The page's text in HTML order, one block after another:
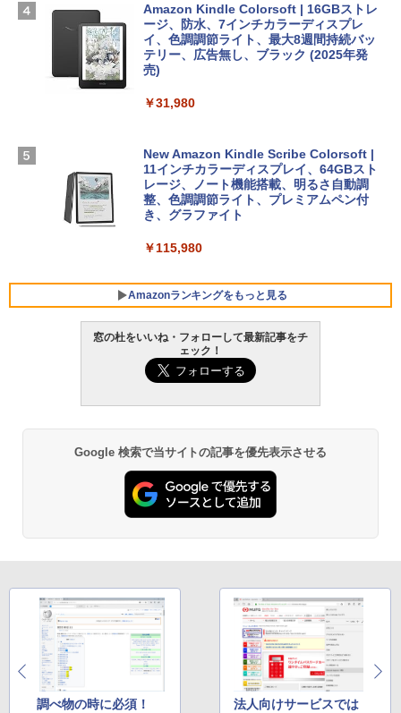
【Amazon.co.jp限定】 HP ノートパソコ
ン 15-fd 15.6インチ 16GBメモリ 512GB
SSD インテル Core 5
￥129,800
FMV ノートパソコン WE1-K3 (MS 365 P
ersonal/Copilotキー搭載/Win 11/15.6型/
Core i5/16GB/SSD 512GB/ホワイト) FM
VWK3E15W_AZ
ows11、10/mac対応|PC2台
￥39,582
ト): Java & Bedrock Edition | オンライ
￥3,600
￥480
FM TOWNS ハイパー・カタログ: 本体ハ
ェクトリストと最新エミュレータ紹介
Amazon Kindle Colorsoft | 16GBストレ
ージ、防水、7インチカラーディスプレ
イ、色調調節ライト、最大8週間持続バッ
テリー、広告無し、ブラック (2025年発
売)
￥31,980
New Amazon Kindle Scribe Colorsoft |
11インチカラーディスプレイ、64GBスト
レージ、ノート機能搭載、明るさ自動調
整、色調調節ライト、プレミアムペン付
き、グラファイト
￥115,980
Amazonランキングをもっと見る
窓の杜をいいね・フォローして最新記事をチ
ェック！
Google 検索で当サイトの記事を優先表示させる
調べ物の時に必須！
法人向けサービスでは